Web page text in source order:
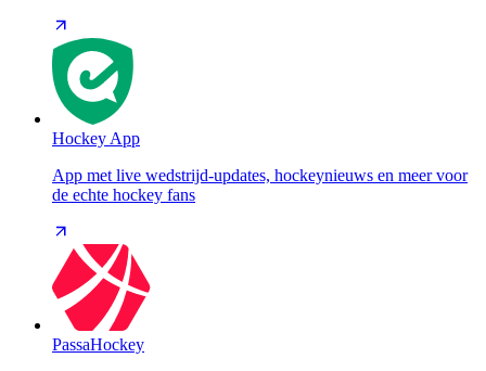
Hockey App
App met live wedstrijd-updates, hockeynieuws en meer voor
de echte hockey fans
PassaHockey